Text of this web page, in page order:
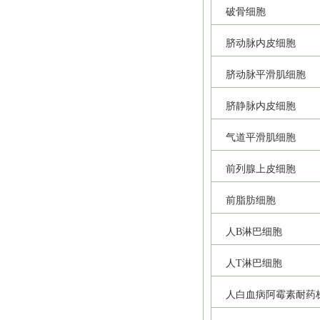
破骨细胞
脐动脉内皮细胞
脐动脉平滑肌细胞
脐静脉内皮细胞
气道平滑肌细胞
前列腺上皮细胞
前脂肪细胞
人B淋巴细胞
人T淋巴细胞
人白血病阿霉素耐药